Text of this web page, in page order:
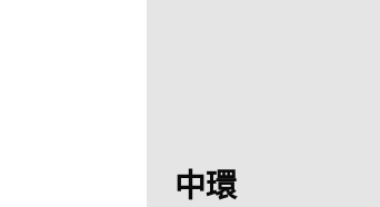
中環